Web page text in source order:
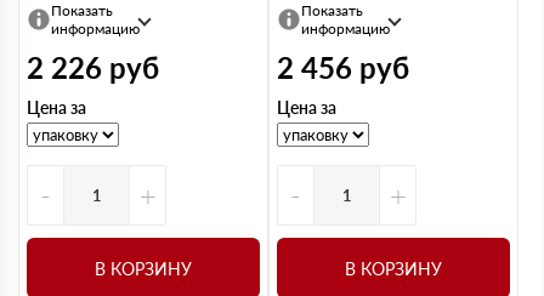
Показать
информацию
2 226 руб
Цена за
- +
В КОРЗИНУ
Показать
информацию
2 456 руб
Цена за
- +
В КОРЗИНУ